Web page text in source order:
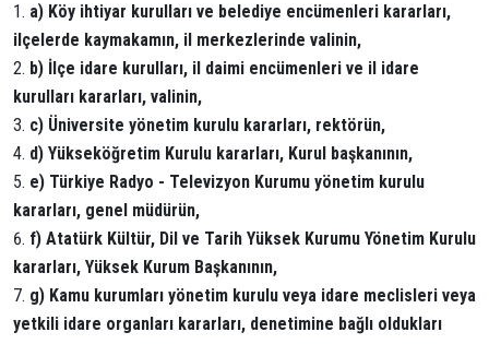
a) Köy ihtiyar kurulları ve belediye encümenleri kararları,
ilçelerde kaymakamın, il merkezlerinde valinin,
b) İlçe idare kurulları, il daimi encümenleri ve il idare
kurulları kararları, valinin,
c) Üniversite yönetim kurulu kararları, rektörün,
d) Yükseköğretim Kurulu kararları, Kurul başkanının,
e) Türkiye Radyo - Televizyon Kurumu yönetim kurulu
kararları, genel müdürün,
f) Atatürk Kültür, Dil ve Tarih Yüksek Kurumu Yönetim Kurulu
kararları, Yüksek Kurum Başkanının,
g) Kamu kurumları yönetim kurulu veya idare meclisleri veya
yetkili idare organları kararları, denetimine bağlı oldukları